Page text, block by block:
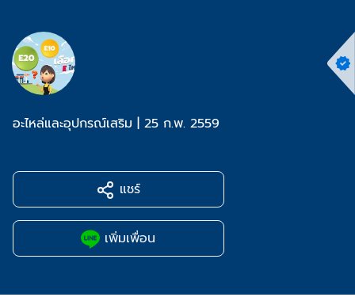
อะไหล่และอุปกรณ์เสริม | 25 ก.พ. 2559
แชร์
เพิ่มเพื่อน